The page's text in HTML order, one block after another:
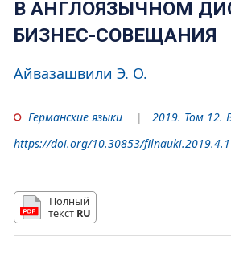
В АНГЛОЯЗЫЧНОМ
БИЗНЕС-СОВЕЩАНИЯ
Айвазашвили Э. О.
Германские языки
2019. Том 12.
https://doi.org/10.30853/filnauki.2019.4.1
Полный
текст RU